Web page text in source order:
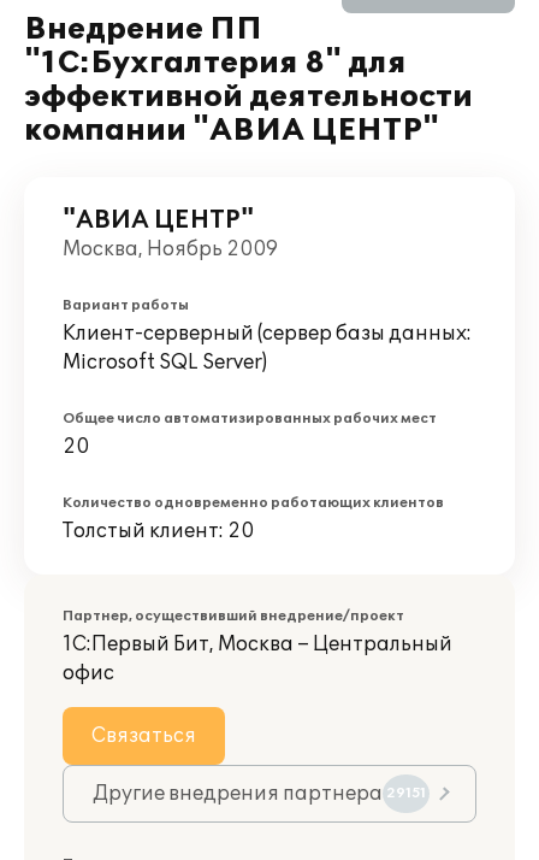
Внедрение ПП
"1С:Бухгалтерия 8" для
эффективной деятельности
компании "АВИА ЦЕНТР"
"АВИА ЦЕНТР"
Москва, Ноябрь 2009
Вариант работы
Клиент-серверный (сервер базы данных:
Microsoft SQL Server)
Общее число автоматизированных рабочих мест
20
Количество одновременно работающих клиентов
Толстый клиент: 20
Партнер, осуществивший внедрение/проект
1С:Первый Бит, Москва – Центральный
офис
Связаться
Другие внедрения партнера 29151